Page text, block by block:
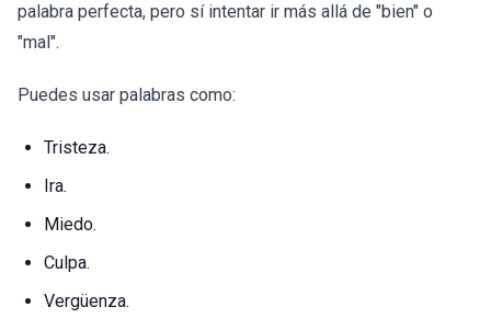
palabra perfecta, pero sí intentar ir más allá de "bien" o
"mal".
Puedes usar palabras como:
Tristeza.
Ira.
Miedo.
Culpa.
Vergüenza.